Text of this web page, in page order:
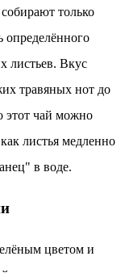
только
листьев. Вкус
травяных нот до
этот чай можно
листья медленно
в воде.
цветом и